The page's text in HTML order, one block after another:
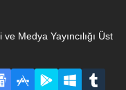
Medya Yayıncılığı Üst